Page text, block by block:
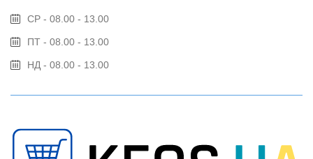
СР - 08.00 - 13.00
ПТ - 08.00 - 13.00
НД - 08.00 - 13.00